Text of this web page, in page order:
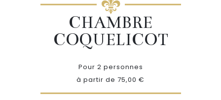
CHAMBRE
COQUELICOT
Pour 2 personnes
à partir de 75,00 €